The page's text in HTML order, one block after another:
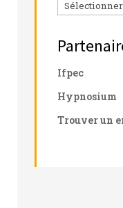
Ifpec
Hypnosium
Trouver un